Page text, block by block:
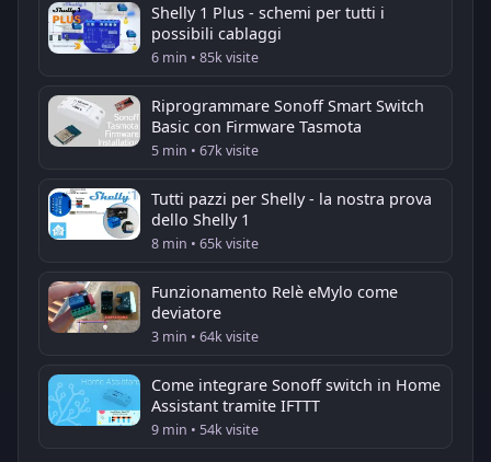
Shelly 1 Plus - schemi per tutti i
possibili cablaggi
6 min • 85k visite
Riprogrammare Sonoff Smart Switch
Basic con Firmware Tasmota
5 min • 67k visite
Tutti pazzi per Shelly - la nostra prova
dello Shelly 1
8 min • 65k visite
Funzionamento Relè eMylo come
deviatore
3 min • 64k visite
Come integrare Sonoff switch in Home
Assistant tramite IFTTT
9 min • 54k visite